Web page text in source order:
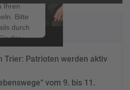
Ihren
Bitte
durch
der
zu, um
Trier: Patrioten werden aktiv
vom 9. bis 11.